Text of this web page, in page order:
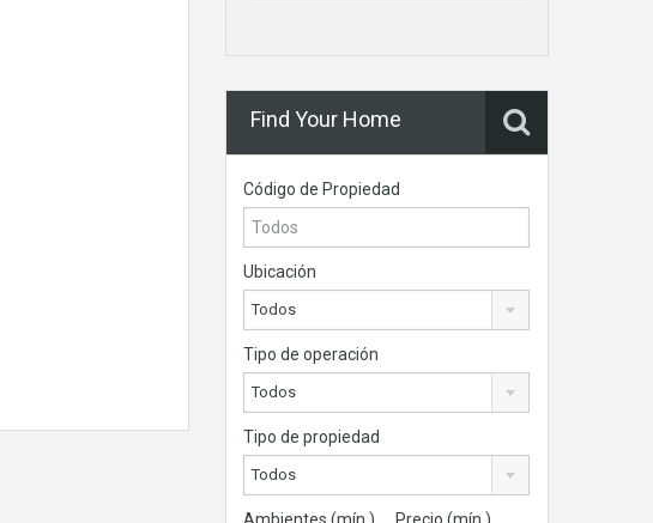
Find Your Home
Código de Propiedad
Ubicación
Todos
Tipo de operación
Todos
Tipo de propiedad
Todos